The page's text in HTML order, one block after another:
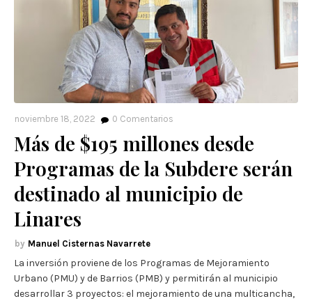
noviembre 18, 2022 0 Comentarios
Más de $195 millones desde
Programas de la Subdere serán
destinado al municipio de
Linares
Manuel Cisternas Navarrete
La inversión proviene de los Programas de Mejoramiento
Urbano (PMU) y de Barrios (PMB) y permitirán al municipio
desarrollar 3 proyectos: el mejoramiento de una multicancha,